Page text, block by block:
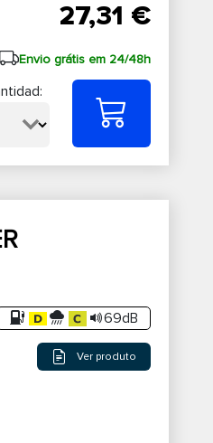
27,31 €
Envio grátis em 24/48h
69dB
Ver produto